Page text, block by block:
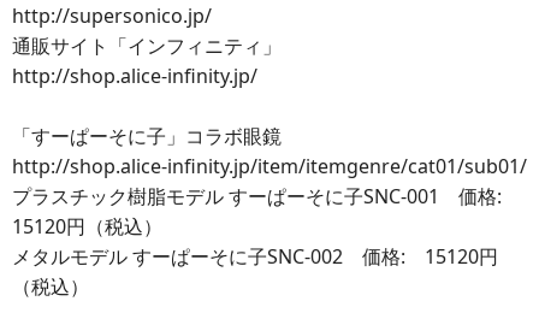
http://supersonico.jp/
通販サイト「インフィニティ」
http://shop.alice-infinity.jp/
「すーぱーそに子」コラボ眼鏡
http://shop.alice-infinity.jp/item/itemgenre/cat01/sub01/
プラスチック樹脂モデル すーぱーそに子SNC-001 価格:
15120円（税込）
メタルモデル すーぱーそに子SNC-002 価格: 15120円
（税込）